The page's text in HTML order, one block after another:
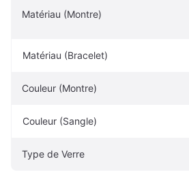
Matériau (Montre)
Matériau (Bracelet)
Couleur (Montre)
Couleur (Sangle)
Type de Verre